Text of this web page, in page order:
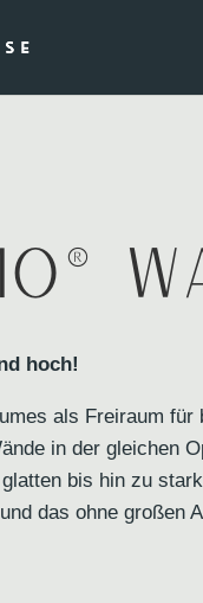
hoch!
als Freiraum für
in der gleichen
bis hin zu
das ohne großen